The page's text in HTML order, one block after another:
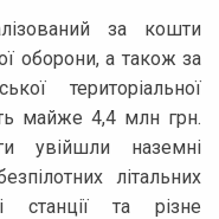
за кошти
оборони, а також за
територіальної
майже 4,4 млн грн.
увійшли наземні
літальних
станції та різне